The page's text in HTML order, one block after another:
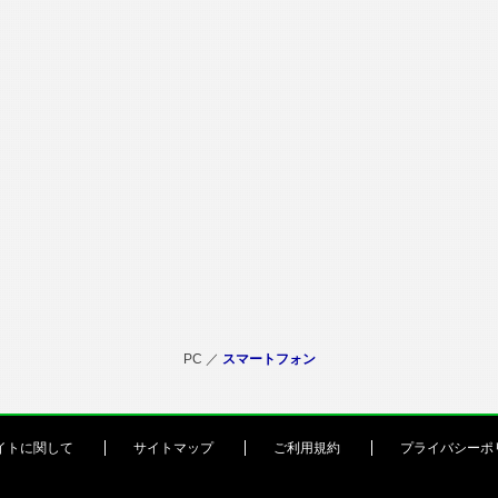
PC ／ スマートフォン
トに関して サイトマップ ご利用規約 プライバシーポ